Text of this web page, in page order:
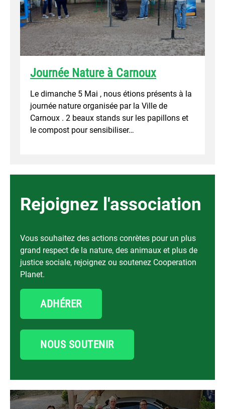
Journée Nature à Carnoux
Le dimanche 5 Mai , nous étions présents à la
journée nature organisée par la Ville de
Carnoux . 2 beaux stands sur les papillons et
le compost pour sensibiliser…
Rejoignez l'association
Vous souhaitez des actions conrètes pour un plus
grand respect de la nature, des animaux et plus de
justice sociale, rejoignez ou soutenez Cooperation
Planet.
ADHÉRER
NOUS SOUTENIR